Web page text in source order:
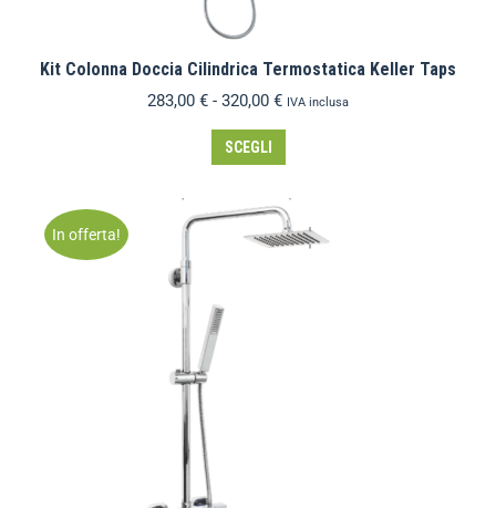
Kit Colonna Doccia Cilindrica Termostatica Keller Taps
283,00 € - 320,00 € IVA inclusa
SCEGLI
In offerta!